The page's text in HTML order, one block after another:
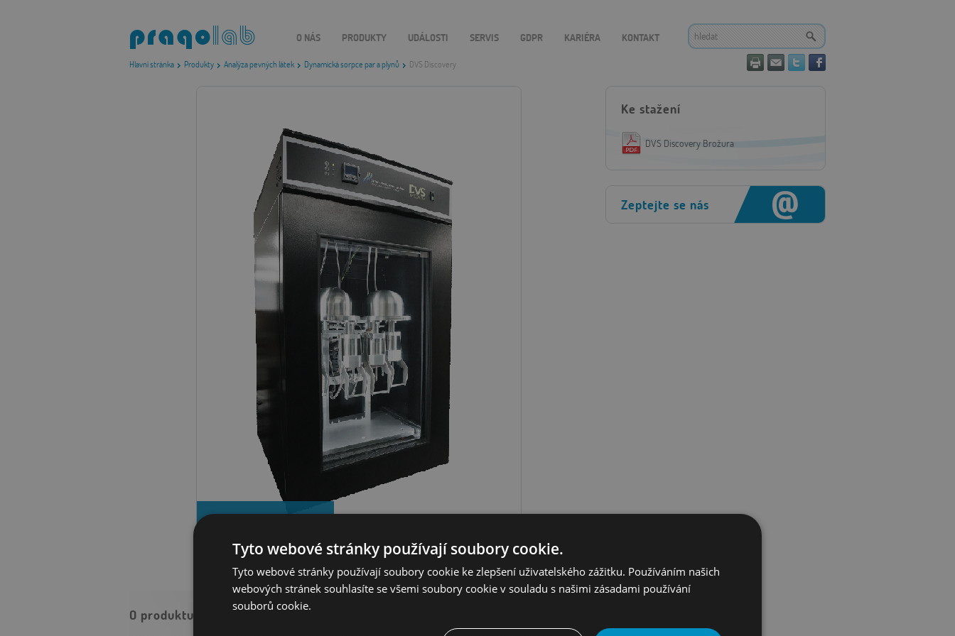
Hlavní stránka Produkty Analýza pevných látek Dynamická sorpce par a plynů DVS Discovery
O NÁS PRODUKTY UDÁLOSTI SERVIS GDPR KARIÉRA KONTAKT
O produktu
Ke stažení
DVS Discovery Brožura
Zeptejte se nás
Tyto webové stránky používají soubory cookie.
Tyto webové stránky používají soubory cookie ke zlepšení uživatelského zážitku. Používáním našich
webových stránek souhlasíte se všemi soubory cookie v souladu s našimi zásadami používání
souborů cookie.